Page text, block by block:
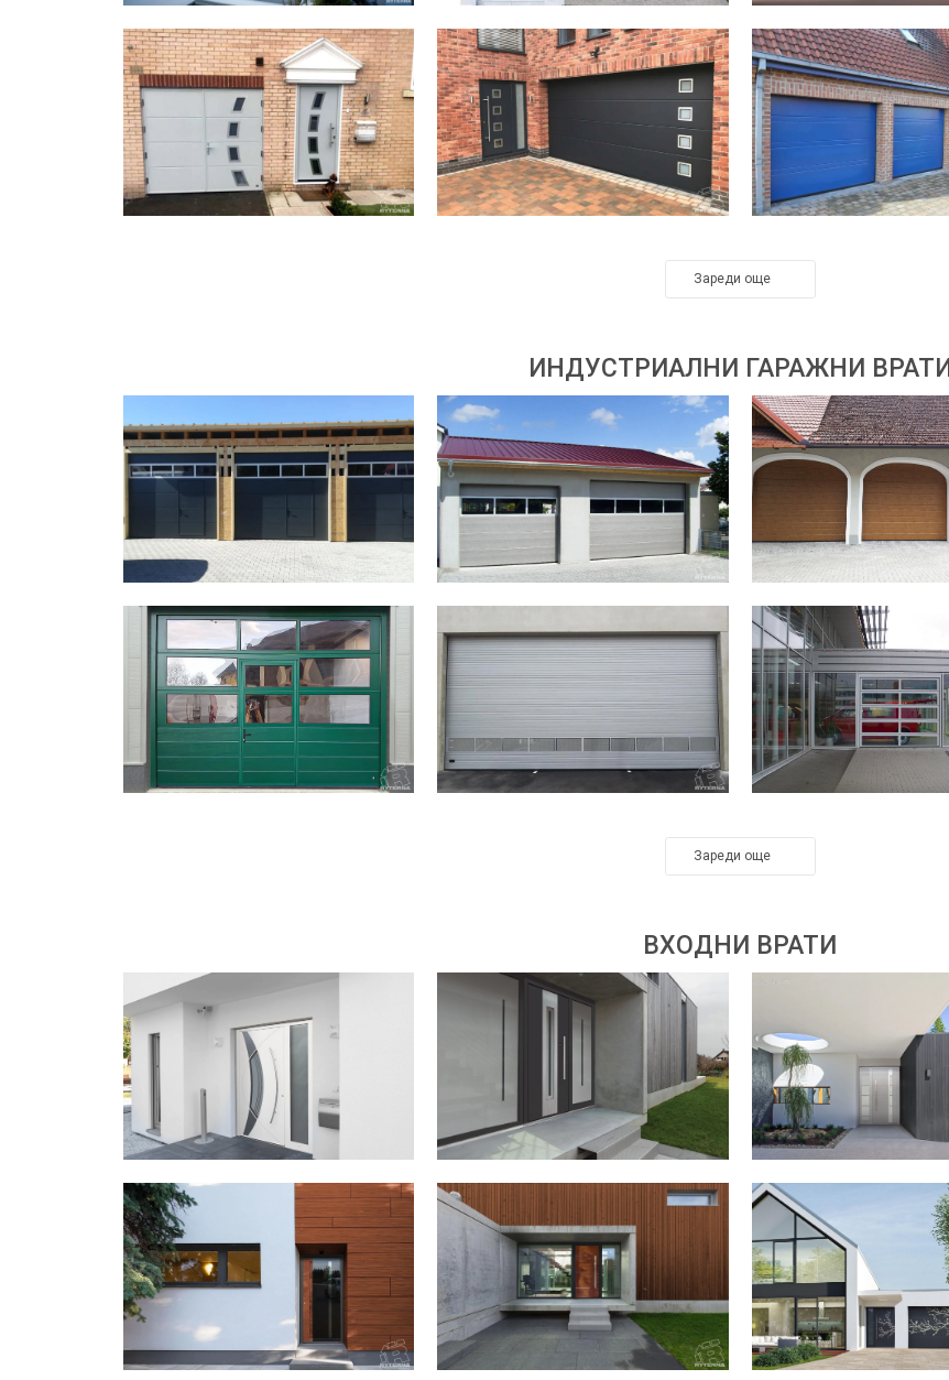
Зареди още
ИНДУСТРИАЛНИ ГАРАЖНИ ВРАТИ
Зареди още
ВХОДНИ ВРАТИ